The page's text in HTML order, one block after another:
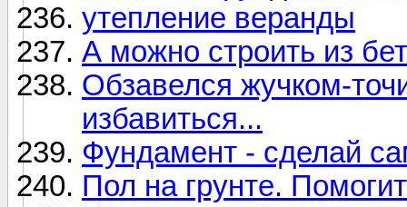
утепление веранды
А можно строить из
Обзавелся жучком-
избавиться...
Фундамент - сделай
Пол на грунте.